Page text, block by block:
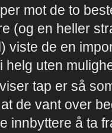
mot de to
(og en heller
viste de en
helg uten
tap er så
de vant over
innbyttere å ta